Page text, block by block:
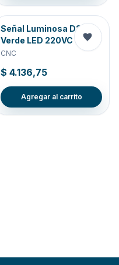
Señal Luminosa D22
Verde LED 220VC
CNC
$ 4.136,75
Agregar al carrito